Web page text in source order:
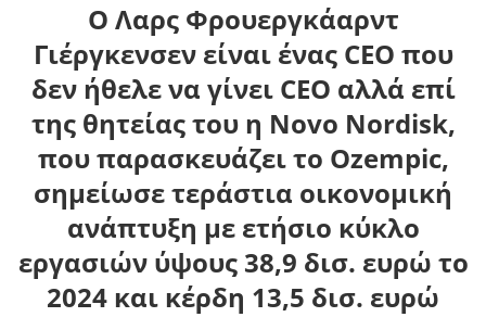
Ο Λαρς Φρουεργκάαρντ
Γιέργκενσεν είναι ένας CEO που
δεν ήθελε να γίνει CEO αλλά επί
της θητείας του η Novo Nordisk,
που παρασκευάζει το Ozempic,
σημείωσε τεράστια οικονομική
ανάπτυξη με ετήσιο κύκλο
εργασιών ύψους 38,9 δισ. ευρώ το
2024 και κέρδη 13,5 δισ. ευρώ